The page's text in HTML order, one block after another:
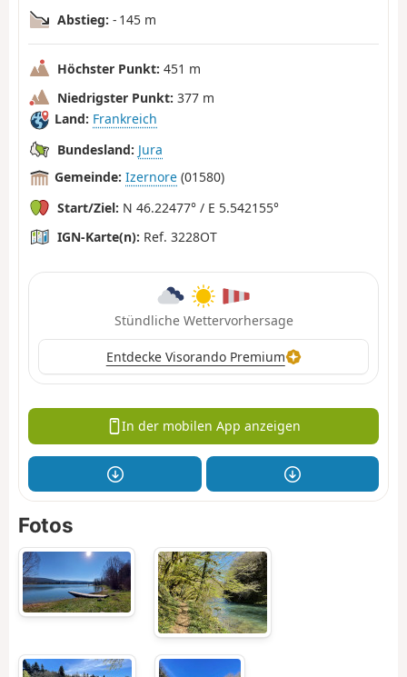
Abstieg: - 145 m
Höchster Punkt: 451 m
Niedrigster Punkt: 377 m
Land: Frankreich
Bundesland: Jura
Gemeinde: Izernore (01580)
Start/Ziel: N 46.22477° / E 5.542155°
IGN-Karte(n): Ref. 3228OT
Stündliche Wettervorhersage
Entdecke Visorando Premium
In der mobilen App anzeigen
Fotos